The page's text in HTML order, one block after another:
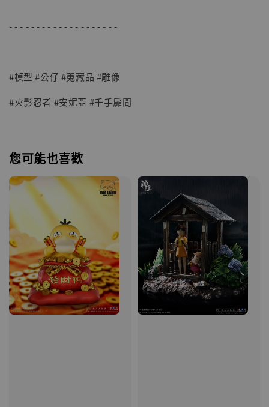
- - - - - - - - - - - - - - - - - - - -
#模型 #公仔 #蒐藏品 #雕像
#火影忍者 #安妮亞 #千手扉間
您可能也喜歡